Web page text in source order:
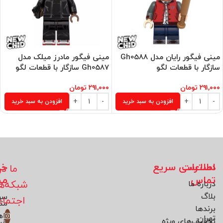
مینی فیگور رایان مدل Gh0588
سازگار با قطعات لگو
۲۹۱,۰۰۰ تومان
افزودن به سبد خرید
مینی فیگور مادرز میلک مدل
Gh0587 سازگار با قطعات لگو
۲۹۱,۰۰۰ تومان
افزودن به سبد خرید
اطلاعات
تماس
تهران
دسترسی سریع
درباره ما
بلاگ
برند‌ها
ما